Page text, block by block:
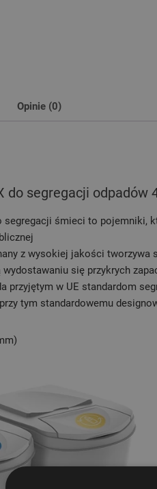
Opinie (0)
do segregacji odpadów
segregacji śmieci to pojemniki,
z wysokiej jakości tworzywa
się przykrych
przyjętym w UE standardom
tym standardowemu